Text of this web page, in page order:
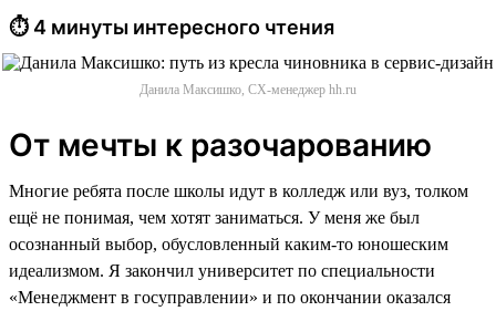
⏱ 4 минуты интересного чтения
Данила Максишко, CX-менеджер hh.ru
От мечты к разочарованию
Многие ребята после школы идут в колледж или вуз, толком
ещё не понимая, чем хотят заниматься. У меня же был
осознанный выбор, обусловленный каким-то юношеским
идеализмом. Я закончил университет по специальности
«Менеджмент в госуправлении» и по окончании оказался